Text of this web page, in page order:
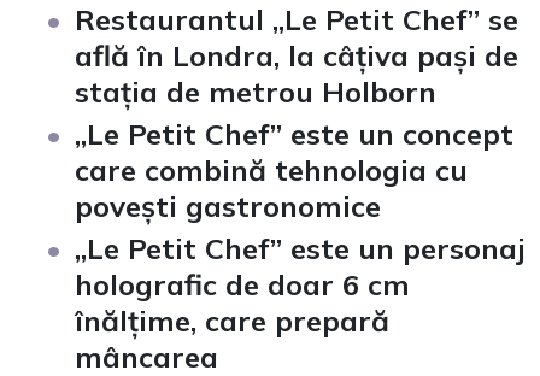
Restaurantul „Le Petit Chef” se
află în Londra, la câțiva pași de
stația de metrou Holborn
„Le Petit Chef” este un concept
care combină tehnologia cu
povești gastronomice
„Le Petit Chef” este un personaj
holografic de doar 6 cm
înălțime, care prepară
mâncarea